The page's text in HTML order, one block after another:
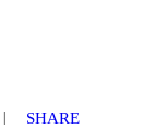
SHARE